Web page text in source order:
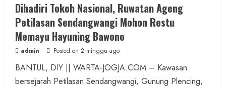
Dihadiri Tokoh Nasional, Ruwatan Ageng
Petilasan Sendangwangi Mohon Restu
Memayu Hayuning Bawono
admin Posted on 2 minggu ago
BANTUL, DIY || WARTA-JOGJA.COM – Kawasan
bersejarah Petilasan Sendangwangi, Gunung Plencing,